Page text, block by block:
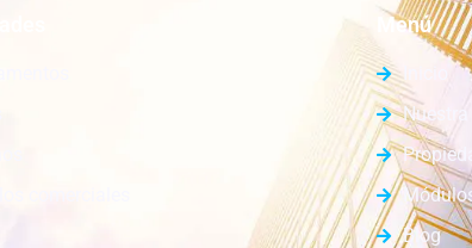
Menú
Inicio
Blog